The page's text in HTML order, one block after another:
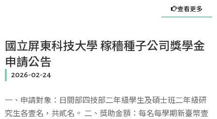
查看更多
國立屏東科技大學 稼穡種子公司獎學金
申請公告
2026-02-24
一、申請對象：日間部四技部二年級學生及碩士班二年級研
究生各壹名，共貳名。 二、獎助金額：每名每學期新臺幣壹